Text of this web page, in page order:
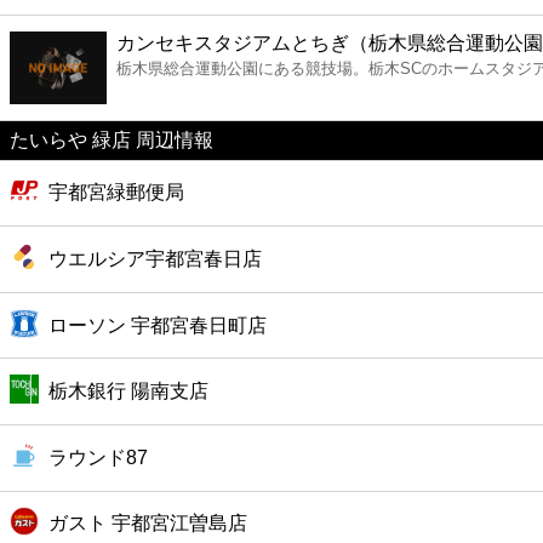
ファーストフード
カフェ
ショッピング
公共
病院
ホテル
カンセキスタジアムとちぎ（栃木県総合運動公園
栃木県総合運動公園にある競技場。栃木SCのホームスタジ
たいらや 緑店 周辺情報
宇都宮緑郵便局
ウエルシア宇都宮春日店
ローソン 宇都宮春日町店
栃木銀行 陽南支店
ラウンド87
ガスト 宇都宮江曽島店